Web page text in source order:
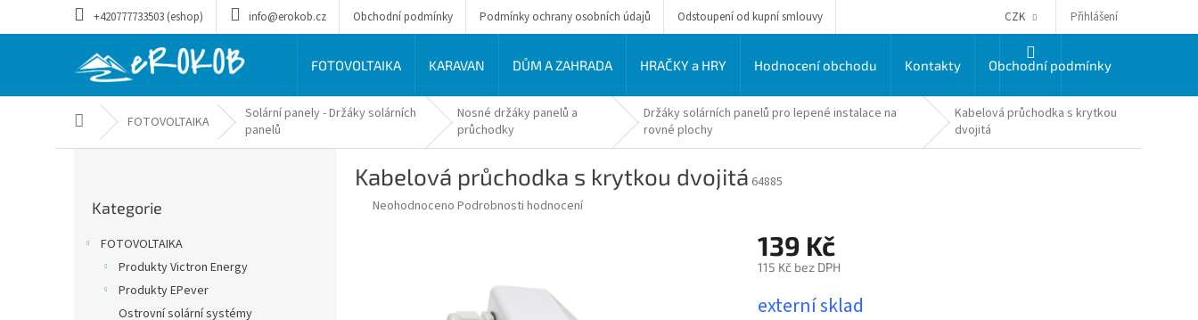
+420777733503 (eshop) info@erokob.cz Obchodní podmínky Podmínky ochrany osobních údajů Odstoupení od kupní smlouvy CZK Přihlášení
FOTOVOLTAIKA KARAVAN DŮM A ZAHRADA HRAČKY a HRY Hodnocení obchodu Kontakty Obchodní podmínky
Domů FOTOVOLTAIKA
Solární panely - Držáky solárních
panelů
Nosné držáky panelů a
průchodky
Držáky solárních panelů pro lepené instalace na
rovné plochy
Kabelová průchodka s krytkou
dvojitá
kategorie
Kategorie
FOTOVOLTAIKA
Produkty Victron Energy
Produkty EPever
Ostrovní solární systémy
Kabelová průchodka s krytkou dvojitá 64885
Průměrné
Neohodnoceno Podrobnosti hodnocení
139 Kč
115 Kč bez DPH
cena:
externí sklad